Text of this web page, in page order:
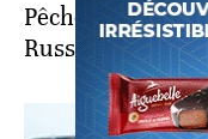
Pêche maritime.
Russie: voici ce